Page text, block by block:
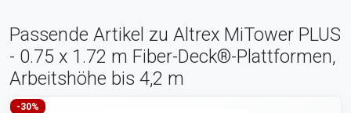
Passende Artikel zu Altrex MiTower PLUS
- 0.75 x 1.72 m Fiber-Deck®-Plattformen,
Arbeitshöhe bis 4,2 m
-30%